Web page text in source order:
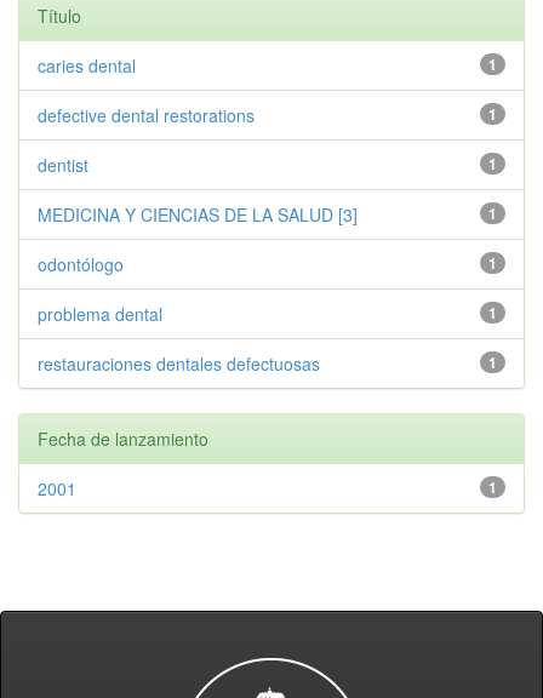
Título
1
caries dental
1
defective dental restorations
1
dentist
1
MEDICINA Y CIENCIAS DE LA SALUD [3]
1
odontólogo
1
problema dental
1
restauraciones dentales defectuosas
Fecha de lanzamiento
1
2001